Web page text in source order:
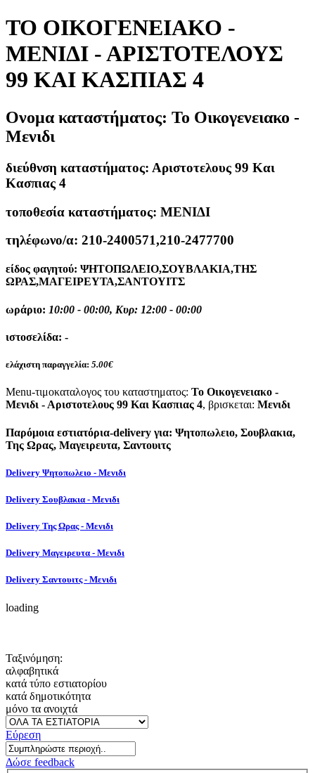
ΤΟ ΟΙΚΟΓΕΝΕΙΑΚΟ -
ΜΕΝΙΔΙ - ΑΡΙΣΤΟΤΕΛΟΥΣ
99 ΚΑΙ ΚΑΣΠΙΑΣ 4
Ονομα καταστήματος: Το Οικογενειακο -
Μενιδι
διεύθνση καταστήματος: Αριστοτελους 99 Και
Κασπιας 4
τοποθεσία καταστήματος: ΜΕΝΙΔΙ
τηλέφωνο/α: 210-2400571,210-2477700
είδος φαγητού: ΨΗΤΟΠΩΛΕΙΟ,ΣΟΥΒΛΑΚΙΑ,ΤΗΣ
ΩΡΑΣ,ΜΑΓΕΙΡΕΥΤΑ,ΣΑΝΤΟΥΙΤΣ
ωράριο: 10:00 - 00:00, Κυρ: 12:00 - 00:00
ιστοσελίδα: -
ελάχιστη παραγγελία: 5.00€
Menu-τιμοκαταλογος του καταστηματος: Το Οικογενειακο -
Μενιδι - Αριστοτελους 99 Και Κασπιας 4, βρισκεται: Μενιδι
Παρόμοια εστιατόρια-delivery για: Ψητοπωλειο, Σουβλακια,
Της Ωρας, Μαγειρευτα, Σαντουιτς
Delivery Ψητοπωλειο - Μενιδι
Delivery Σουβλακια - Μενιδι
Delivery Της Ωρας - Μενιδι
Delivery Μαγειρευτα - Μενιδι
Delivery Σαντουιτς - Μενιδι
loading
Ταξινόμηση:
αλφαβητικά
κατά τύπο εστιατορίου
κατά δημοτικότητα
μόνο τα ανοιχτά
Εύρεση
Δώσε feedback